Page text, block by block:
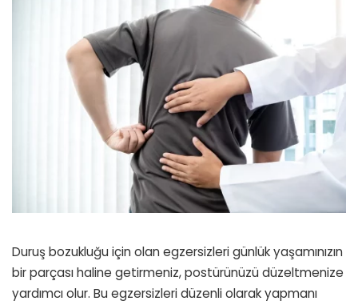
Duruş bozukluğu için olan egzersizleri günlük yaşamınızın
bir parçası haline getirmeniz, postürünüzü düzeltmenize
yardımcı olur. Bu egzersizleri düzenli olarak yapmanı